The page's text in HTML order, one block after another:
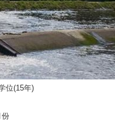
位(15年)
份